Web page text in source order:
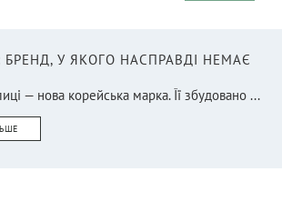
БРЕНД, У ЯКОГО НАСПРАВДІ НЕМАЄ
— нова корейська марка. Її збудовано ...